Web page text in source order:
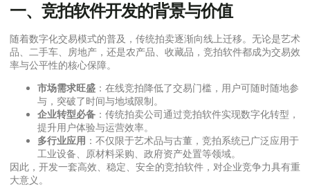
一、竞拍软件开发的背景与价值
随着数字化交易模式的普及，传统拍卖逐渐向线上迁移。无论是艺术
品、二手车、房地产，还是农产品、收藏品，竞拍软件都成为交易效
率与公平性的核心保障。
市场需求旺盛 ：在线竞拍降低了交易门槛，用户可随时随地参
与，突破了时间与地域限制。
企业转型必备 ：传统拍卖公司通过竞拍软件实现数字化转型，
提升用户体验与运营效率。
多行业应用 ：不仅限于艺术品与古董，竞拍系统已广泛应用于
工业设备、原材料采购、政府资产处置等领域。
因此，开发一套高效、稳定、安全的竞拍软件，对企业竞争力具有重
大意义。